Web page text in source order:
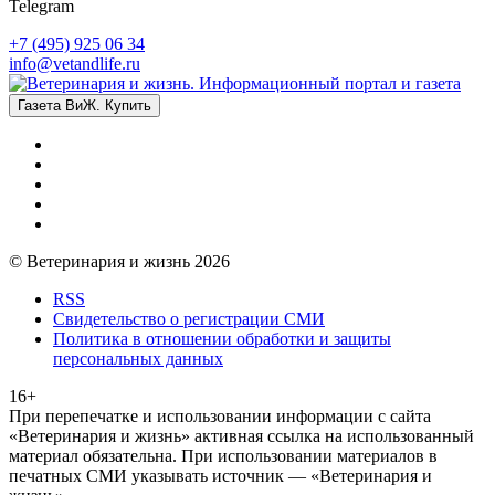
Telegram
+7 (495) 925 06 34
info@vetandlife.ru
Газета ВиЖ. Купить
© Ветеринария и жизнь 2026
RSS
Свидетельство о регистрации СМИ
Политика в отношении обработки и защиты
персональных данных
16+
При перепечатке и использовании информации с сайта
«Ветеринария и жизнь» активная ссылка на использованный
материал обязательна. При использовании материалов в
печатных СМИ указывать источник — «Ветеринария и